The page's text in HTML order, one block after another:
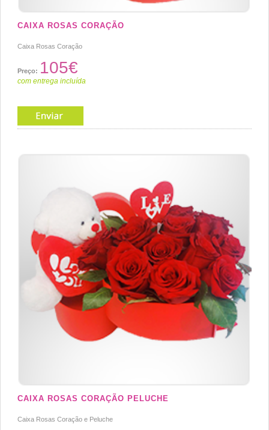
CAIXA ROSAS CORAÇÃO
Caixa Rosas Coração
Preço: 105€
com entrega incluída
CAIXA ROSAS CORAÇÃO PELUCHE
Caixa Rosas Coração e Peluche